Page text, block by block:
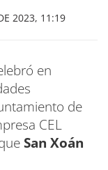
2023, 11:19
en
de
CEL
San Xoán